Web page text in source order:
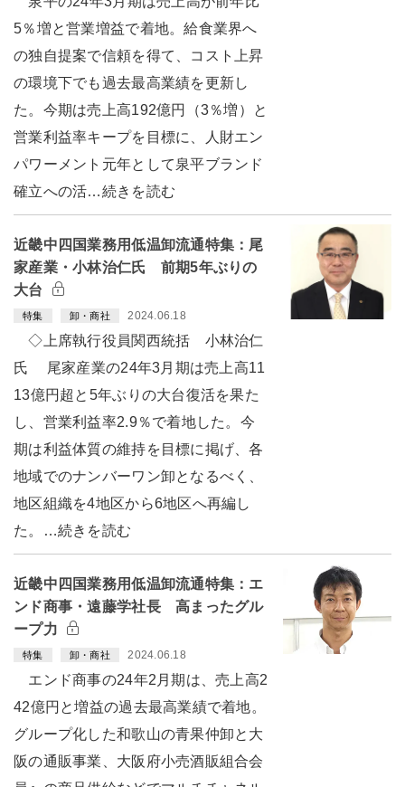
5％増と営業増益で着地。給食業界へ
の独自提案で信頼を得て、コスト上昇
の環境下でも過去最高業績を更新し
た。今期は売上高192億円（3％増）と
営業利益率キープを目標に、人財エン
パワーメント元年として泉平ブランド
確立への活…続きを読む
近畿中四国業務用低温卸流通特集：尾
家産業・小林治仁氏 前期5年ぶりの
大台
特集 卸・商社 2024.06.18
◇上席執行役員関西統括 小林治仁
氏 尾家産業の24年3月期は売上高11
13億円超と5年ぶりの大台復活を果た
し、営業利益率2.9％で着地した。今
期は利益体質の維持を目標に掲げ、各
地域でのナンバーワン卸となるべく、
地区組織を4地区から6地区へ再編し
た。…続きを読む
近畿中四国業務用低温卸流通特集：エ
ンド商事・遠藤学社長 高まったグル
ープ力
特集 卸・商社 2024.06.18
エンド商事の24年2月期は、売上高2
42億円と増益の過去最高業績で着地。
グループ化した和歌山の青果仲卸と大
阪の通販事業、大阪府小売酒販組合会